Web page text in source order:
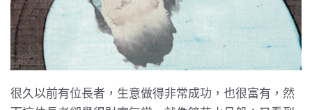
很久以前有位長者，生意做得非常成功，也很富有，然